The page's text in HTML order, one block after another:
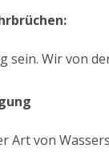
sein. Wir von
Art von